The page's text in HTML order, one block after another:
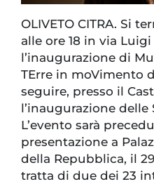
OLIVETO CITRA. Si
alle ore 18 in via Luigi
l’inaugurazione di
TErre in moVimento
seguire, presso il
l’inaugurazione
L’evento sarà
presentazione a
della Repubblica, il
tratta di due dei 23